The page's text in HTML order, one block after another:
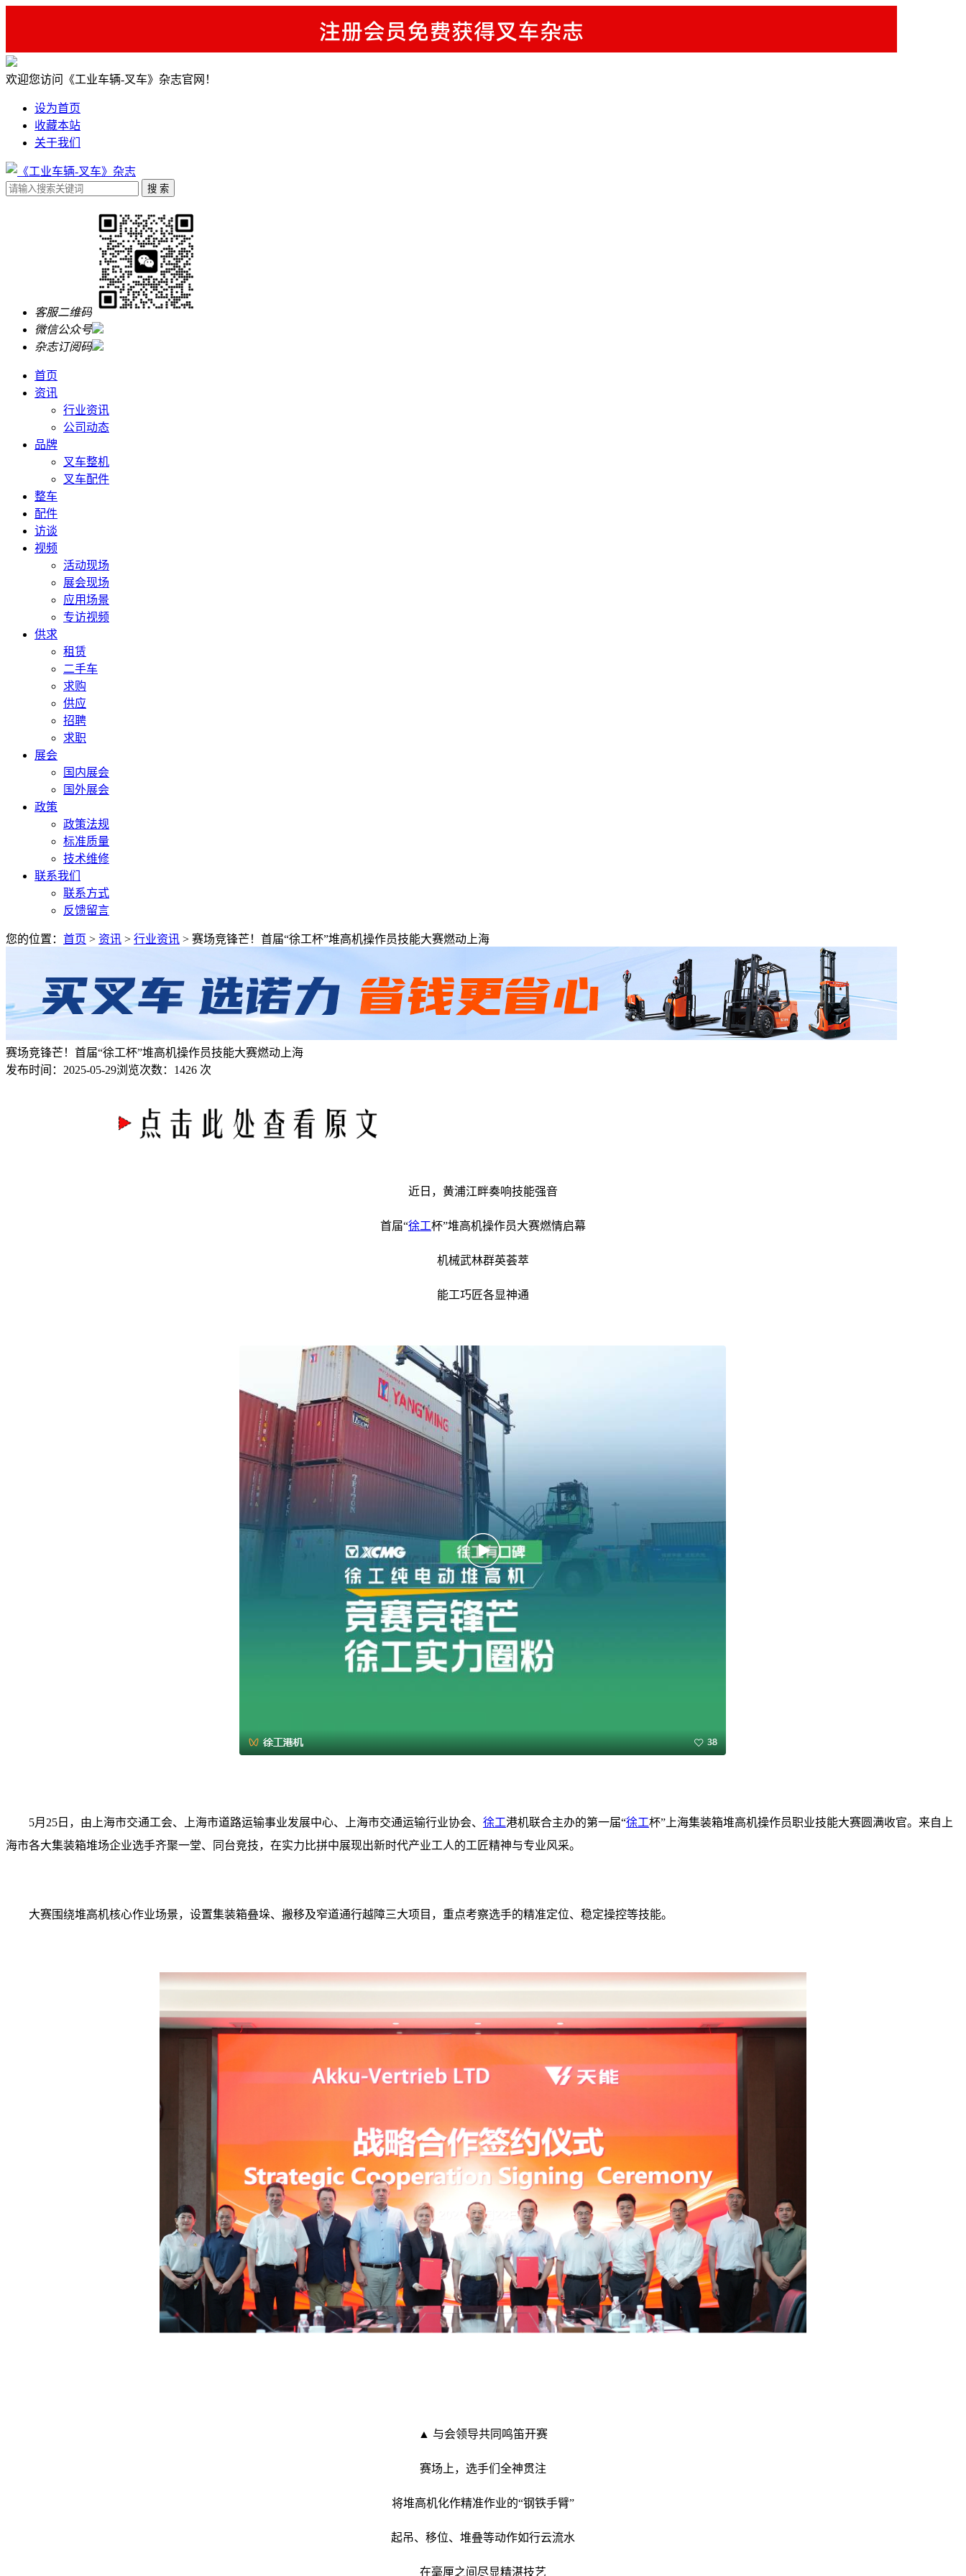
欢迎您访问《工业车辆-叉车》杂志官网！
设为首页
收藏本站
关于我们
客服二维码
微信公众号
杂志订阅码
首页
资讯
行业资讯
公司动态
品牌
叉车整机
叉车配件
整车
配件
访谈
视频
活动现场
展会现场
应用场景
专访视频
供求
租赁
二手车
求购
供应
招聘
求职
展会
国内展会
国外展会
政策
政策法规
标准质量
技术维修
联系我们
联系方式
反馈留言
您的位置： 首页 > 资讯 > 行业资讯 > 赛场竞锋芒！首届“徐工杯”堆高机操作员技能大赛燃动上海
赛场竞锋芒！首届“徐工杯”堆高机操作员技能大赛燃动上海
发布时间： 2025-05-29浏览次数： 1426 次
近日，黄浦江畔奏响技能强音
首届“徐工杯”堆高机操作员大赛燃情启幕
机械武林群英荟萃
能工巧匠各显神通
5月25日，由上海市交通工会、上海市道路运输事业发展中心、上海市交通运输行业协会、 徐工港机联合主办的第一届“徐工杯”上海集装箱堆高机操作员职业技能大赛圆满收官。来自上
海市各大集装箱堆场企业选手齐聚一堂、同台竞技，在实力比拼中展现出新时代产业工人的工匠精神与专业风采。
大赛围绕堆高机核心作业场景，设置集装箱叠垛、搬移及窄道通行越障三大项目，重点考察选手的精准定位、稳定操控等技能。
▲ 与会领导共同鸣笛开赛
赛场上，选手们全神贯注
将堆高机化作精准作业的“钢铁手臂”
起吊、移位、堆叠等动作如行云流水
在毫厘之间尽显精湛技艺